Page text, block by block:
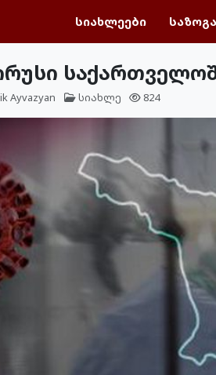
სიახლეები
Ayvazyan სიახლე 824